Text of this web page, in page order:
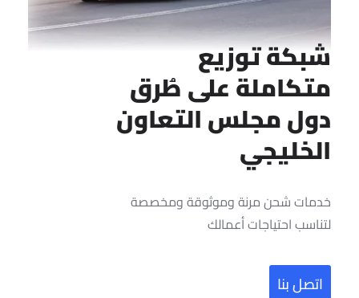
توزيع
على طُرق
مجلس التعاون
شحن مرنة وموثوقة ومخصصة
احتياجات أعمالك
بنا